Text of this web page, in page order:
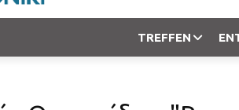
TREFFEN